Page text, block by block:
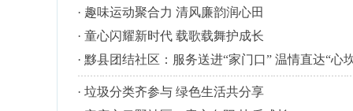
· 趣味运动聚合力 清风廉韵润心田
· 童心闪耀新时代 载歌载舞护成长
· 黟县团结社区：服务送进“家门口” 温情直达“心
· 垃圾分类齐参与 绿色生活共分享